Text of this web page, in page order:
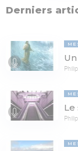
Derniers
Le